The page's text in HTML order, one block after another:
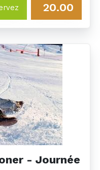
20.00
- Journée